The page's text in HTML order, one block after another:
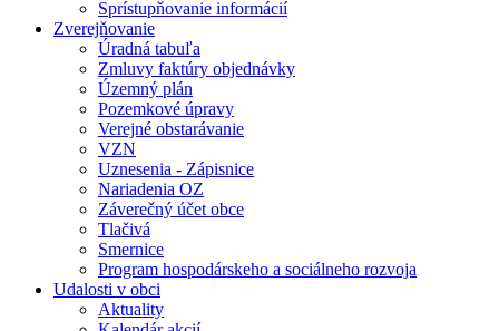
Sprístupňovanie informácií
Zverejňovanie
Úradná tabuľa
Zmluvy faktúry objednávky
Územný plán
Pozemkové úpravy
Verejné obstarávanie
VZN
Uznesenia - Zápisnice
Nariadenia OZ
Záverečný účet obce
Tlačivá
Smernice
Program hospodárskeho a sociálneho rozvoja
Udalosti v obci
Aktuality